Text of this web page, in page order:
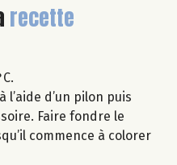
recette
d’un pilon puis
Faire fondre le
commence à colorer